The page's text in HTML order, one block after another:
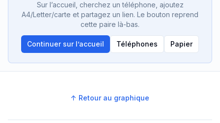
Sur l’accueil, cherchez un téléphone, ajoutez
A4/Letter/carte et partagez un lien. Le bouton reprend
cette paire là-bas.
Continuer sur l’accueil Téléphones Papier
↑ Retour au graphique